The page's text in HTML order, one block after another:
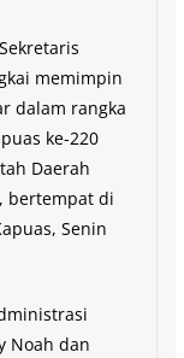
memimpin
dalam rangka
ke-220
Daerah
bertempat di
Senin
Noah dan